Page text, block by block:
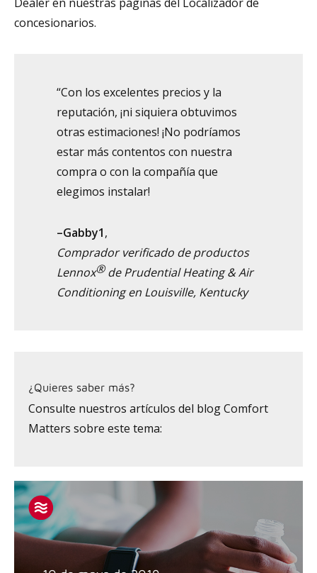
concesionarios.
“Con los excelentes precios y la
reputación, ¡ni siquiera obtuvimos
otras estimaciones! ¡No podríamos
estar más contentos con nuestra
compra o con la compañía que
elegimos instalar!
–Gabby1,
Comprador verificado de productos
Lennox®de Prudential Heating & Air
Conditioning en Louisville, Kentucky
¿Quieres saber más?
Consulte nuestros artículos del blog Comfort
Matters sobre este tema: